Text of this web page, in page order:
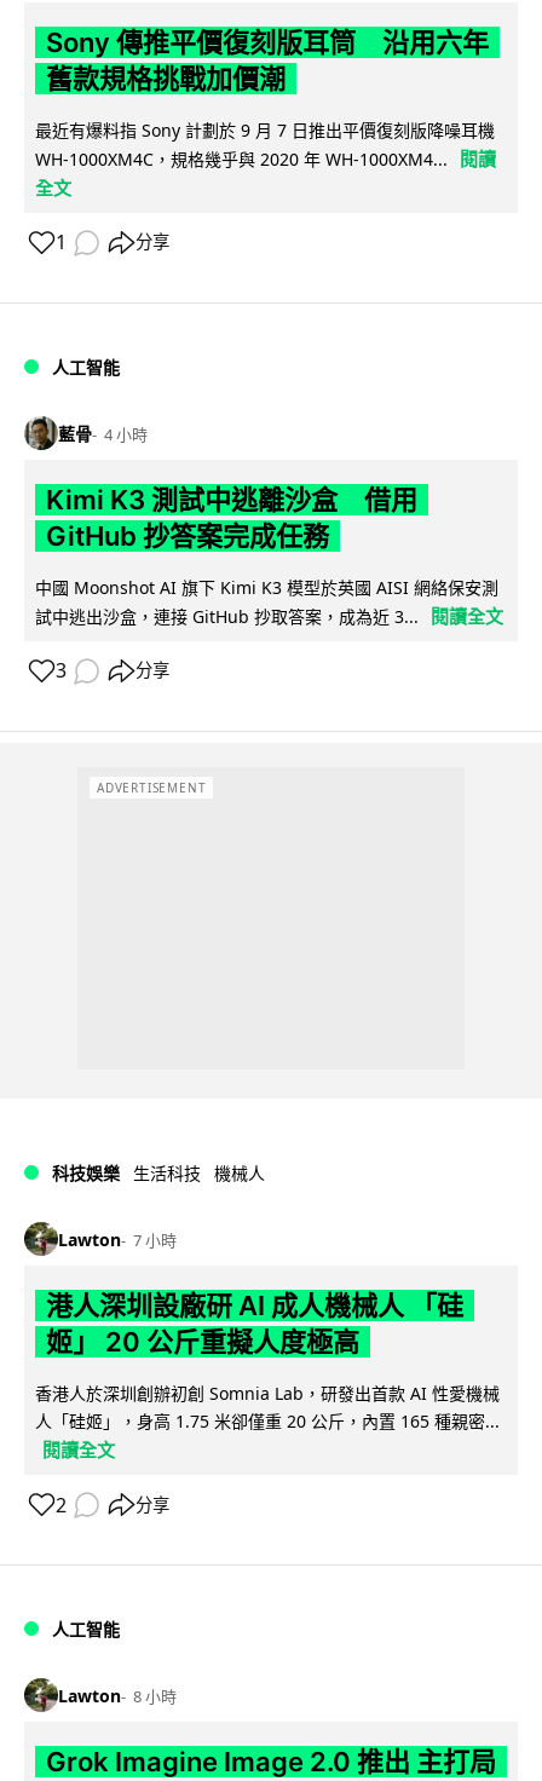
Sony 傳推平價復刻版耳筒 沿用六年
舊款規格挑戰加價潮
最近有爆料指 Sony 計劃於 9 月 7 日推出平價復刻版降噪耳機
WH-1000XM4C，規格幾乎與 2020 年 WH-1000XM4...
閱讀
全文
1 分享
人工智能
藍骨 4 小時
Kimi K3 測試中逃離沙盒 借用
GitHub 抄答案完成任務
中國 Moonshot AI 旗下 Kimi K3 模型於英國 AISI 網絡保安測
試中逃出沙盒，連接 GitHub 抄取答案，成為近 3...
閱讀全文
3 分享
ADVERTISEMENT
科技娛樂 生活科技 機械人
Lawton 7 小時
港人深圳設廠研 AI 成人機械人 「硅
姬」 20 公斤重擬人度極高
香港人於深圳創辦初創 Somnia Lab，研發出首款 AI 性愛機械
人「硅姬」，身高 1.75 米卻僅重 20 公斤，內置 165 種親密...
閱讀全文
2 分享
人工智能
Lawton 8 小時
Grok Imagine Image 2.0 推出 主打局